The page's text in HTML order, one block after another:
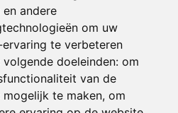
andere
om uw
te verbeteren
doeleinden: om
van de
te maken, om
het mogelijk om op
gebruikersgroepen
te verlenen aan
van de
COW’s